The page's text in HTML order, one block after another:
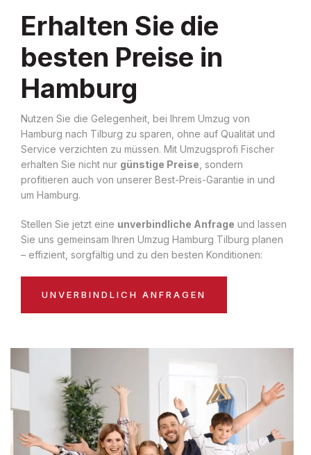
Erhalten Sie die
besten Preise in
Hamburg
Nutzen Sie die Gelegenheit, bei Ihrem Umzug von
Hamburg nach Tilburg zu sparen, ohne auf Qualität und
Service verzichten zu müssen. Mit Umzugsprofi Fischer
erhalten Sie nicht nur günstige Preise , sondern
profitieren auch von unserer Best-Preis-Garantie in und
um Hamburg.
Stellen Sie jetzt eine unverbindliche Anfrage und lassen
Sie uns gemeinsam Ihren Umzug Hamburg Tilburg planen
– effizient, sorgfältig und zu den besten Konditionen:
UNVERBINDLICH ANFRAGEN